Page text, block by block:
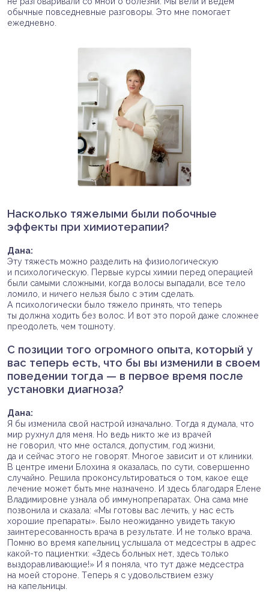
обычные повседневные разговоры. Это мне помогает
ежедневно.
Насколько тяжелыми были побочные
эффекты при химиотерапии?
Дана:
Эту тяжесть можно разделить на физиологическую
и психологическую. Первые курсы химии перед операцией
были самыми сложными, когда волосы выпадали, все тело
ломило, и ничего нельзя было с этим сделать.
А психологически было тяжело принять, что теперь
ты должна ходить без волос. И вот это порой даже сложнее
преодолеть, чем тошноту.
С позиции того огромного опыта, который у
вас теперь есть, что бы вы изменили в своем
поведении тогда — в первое время после
установки диагноза?
Дана:
Я бы изменила свой настрой изначально. Тогда я думала, что
мир рухнул для меня. Но ведь никто же из врачей
не говорил, что мне остался, допустим, год жизни,
да и сейчас этого не говорят. Многое зависит и от клиники.
В центре имени Блохина я оказалась, по сути, совершенно
случайно. Решила проконсультироваться о том, какое еще
лечение может быть мне назначено. И здесь благодаря Елене
Владимировне узнала об иммунопрепаратах. Она сама мне
позвонила и сказала: «Мы готовы вас лечить, у нас есть
хорошие препараты». Было неожиданно увидеть такую
заинтересованность врача в результате. И не только врача.
Помню во время капельниц услышала от медсестры в адрес
какой-то пациентки: «Здесь больных нет, здесь только
выздоравливающие!» И я поняла, что тут даже медсестра
на моей стороне. Теперь я с удовольствием езжу
на капельницы.